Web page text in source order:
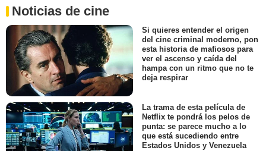
Noticias de cine
Si quieres entender el origen
del cine criminal moderno, pon
esta historia de mafiosos para
ver el ascenso y caída del
hampa con un ritmo que no te
deja respirar
La trama de esta película de
Netflix te pondrá los pelos de
punta: se parece mucho a lo
que está sucediendo entre
Estados Unidos y Venezuela